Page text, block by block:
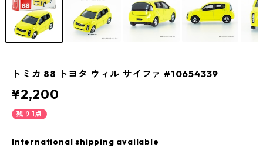
トミカ 88 トヨタ ウィル サイファ #10654339
¥2,200
残り1点
International shipping available